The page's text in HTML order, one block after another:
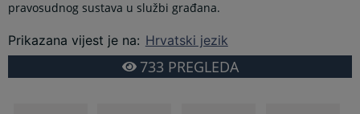
pravosudnog sustava u službi građana.
Prikazana vijest je na: Hrvatski jezik
733 PREGLEDA